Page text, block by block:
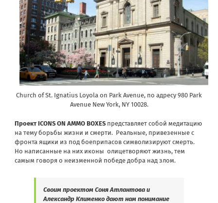
Church of St. Ignatius Loyola on Park Avenue, по адресу 980 Park
Avenue New York, NY 10028.
Проект ICONS ON AMMO BOXES представляет собой медитацию
на тему борьбы жизни и смерти. Реальные, привезенные с
фронта ящики из под боеприпасов символизируют смерть.
Но написанные на них иконы олицетворяют жизнь, тем
самым говоря о неизменной победе добра над злом.
Своим проектом Соня Атлантова и
Александр Клименко дают нам понимание